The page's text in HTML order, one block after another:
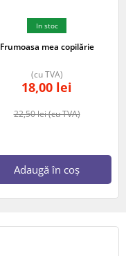
In stoc
Frumoasa mea copilărie
22,50lei(cu TVA)
18,00 lei
(cu TVA)
Adaugă în coș